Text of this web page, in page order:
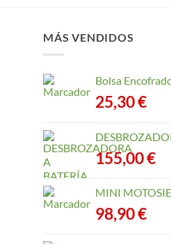
múltiples
opciones
se
elegir
en
la
página
de
producto
MÁS VENDIDOS
Bolsa
25,30€
155,00€
MINI
98,90€